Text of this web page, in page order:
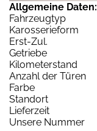
Allgemeine Daten:
Fahrzeugtyp
Karosserieform
Erst-Zul.
Getriebe
Kilometerstand
Anzahl der Türen
Farbe
Standort
Lieferzeit
Unsere Nummer